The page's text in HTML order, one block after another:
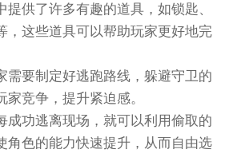
提供了许多有趣的道具，如锁匙、
，这些道具可以帮助玩家更好地完
需要制定好逃跑路线，躲避守卫的
竞争，提升紧迫感。
成功逃离现场，就可以利用偷取的
角色的能力快速提升，从而自由选